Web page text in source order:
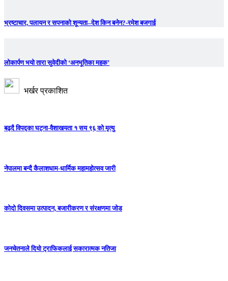
भ्रष्टाचार, पलायन र सपनाको शून्यता–देश किन बनेन?-रमेश बजगाई
लोकार्पण भयो तारा सुवेदीको ‘अनभूतिका महक’
भर्खर प्रकाशित
बढ्दै विपद्का घट्ना-वैशाखयता १ सय ९६ को मृत्यु
नेपालमा बन्दै कैलाशधाम-धार्मिक महामहोत्सव जारी
कोदो दिवसमा उत्पादन, बजारीकरण र संरक्षणमा जोड
जनचेतनाले दियो ट्राफिकलाई सकारात्मक नतिजा